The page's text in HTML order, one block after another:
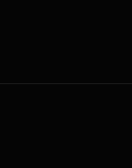
eficiente entre as